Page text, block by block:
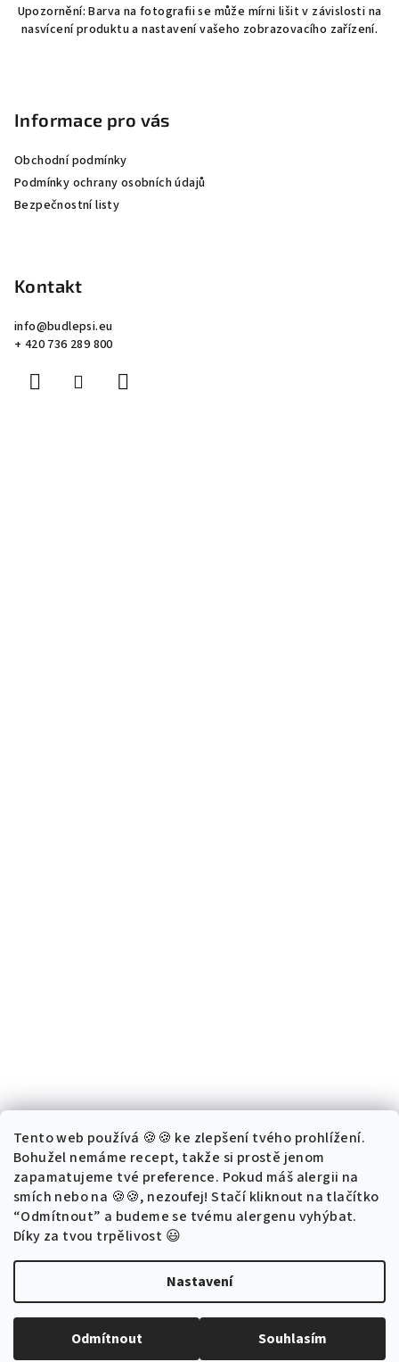
Tento web používá 🍪🍪 ke zlepšení tvého prohlížení.
Bohužel nemáme recept, takže si prostě jenom
zapamatujeme tvé preference. Pokud máš alergii na
smích nebo na 🍪🍪, nezoufej! Stačí kliknout na tlačítko
“Odmítnout” a budeme se tvému alergenu vyhýbat.
Díky za tvou trpělivost 😃
Nastavení
Odmítnout Souhlasím
a
c
v
á
n
Upozornění: Barva na fotografii se může mírni lišit v závislosti na
nasvícení produktu a nastavení vašeho zobrazovacího zařízení.
Informace pro vás
Obchodní podmínky
Podmínky ochrany osobních údajů
Bezpečnostní listy
Kontakt
info@budlepsi.eu
+ 420 736 289 800
nastavení cookies